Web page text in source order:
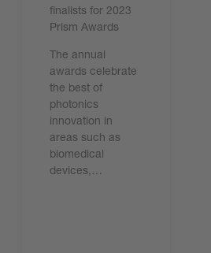
finalists for 2023
Prism Awards
The annual
awards celebrate
the best of
photonics
innovation in
areas such as
biomedical
devices,…